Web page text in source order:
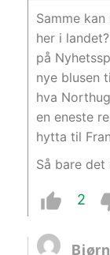
Samme
her i
på
nye blusen
hva
en eneste
hytta til
Så bare
2
Bjørn